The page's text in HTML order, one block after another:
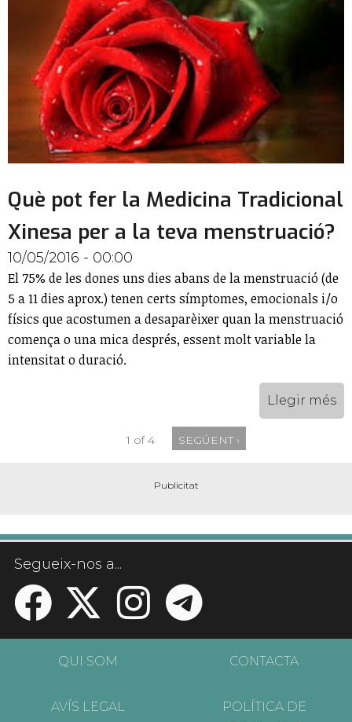
Què pot fer la Medicina Tradicional
Xinesa per a la teva menstruació?
10/05/2016 - 00:00
El 75% de les dones uns dies abans de la menstruació (de
5 a 11 dies aprox.) tenen certs símptomes, emocionals i/o
físics que acostumen a desaparèixer quan la menstruació
comença o una mica després, essent molt variable la
intensitat o duració.
Llegir més
1 of 4 SEGÜENT ›
Segueix-nos a...
QUI SOM CONTACTA
AVÍS LEGAL
POLÍTICA DE